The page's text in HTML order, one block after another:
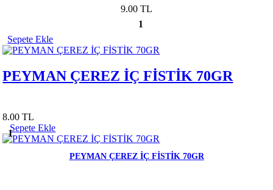
9.00 TL
1
Sepete Ekle
PEYMAN ÇEREZ İÇ FİSTİK 70GR
8.00 TL
1
Sepete Ekle
PEYMAN ÇEREZ İÇ FİSTİK 70GR